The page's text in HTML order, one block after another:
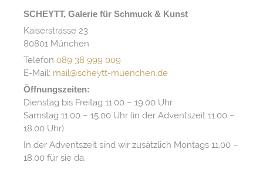
SCHEYTT, Galerie für Schmuck & Kunst
Kaiserstrasse 23
80801 München
Telefon 089 38 999 009
E-Mail: mail@scheytt-muenchen.de
Öffnungszeiten:
Dienstag bis Freitag 11.00 – 19.00 Uhr
Samstag 11.00 – 15.00 Uhr (in der Adventszeit 11.00 –
18.00 Uhr)
In der Adventszeit sind wir zusätzlich Montags 11.00 –
18.00 für sie da.